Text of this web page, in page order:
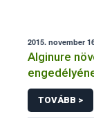
2015. november
Alginure
TOVÁBB >